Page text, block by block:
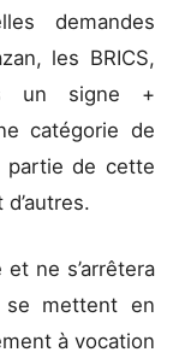
demandes
les BRICS,
un signe +
catégorie de
partie de cette
ne s’arrêtera
mettent en
à vocation